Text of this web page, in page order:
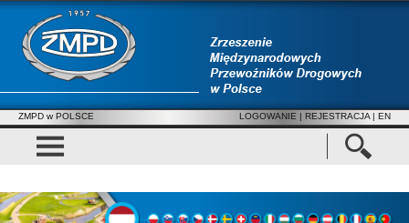
ZMPD w POLSCE LOGOWANIE | REJESTRACJA | EN